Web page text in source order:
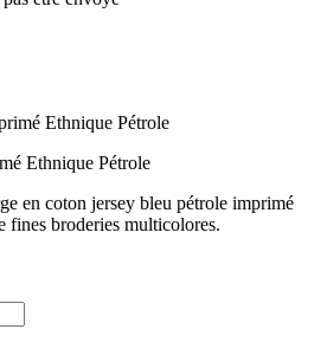
Ethnique Pétrole
en coton jersey bleu pétrole imprimé
fines broderies multicolores.